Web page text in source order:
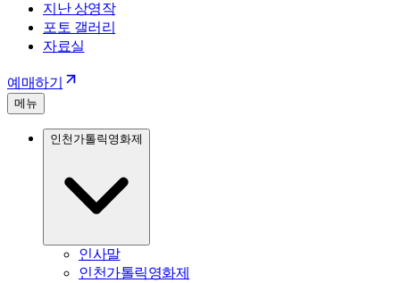
지난 상영작
포토 갤러리
자료실
예매하기
메뉴
인천가톨릭영화제
인사말
인천가톨릭영화제